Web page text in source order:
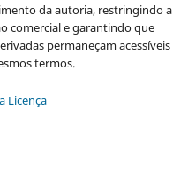
da autoria, restringindo a
comercial e garantindo que
permaneçam acessíveis
termos.
Licença